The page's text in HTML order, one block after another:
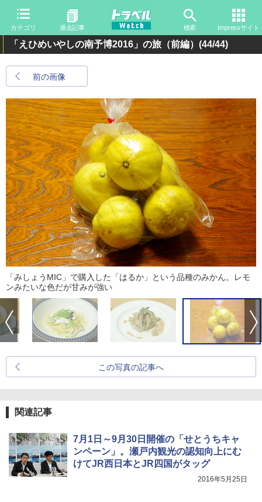
カテゴリ 過去記事 検索 Impressサイト
「えひめいやしの南予博2016」の旅（前編） (44/44)
前の画像
「みしょうMIC」で購入した「はるか」という品種のみかん。レモ
ンみたいな色だが甘みが強い
この写真の記事へ
関連記事
7月1日～9月30日開催の「せとうちキャ
ンペーン」。瀬戸内観光の認知向上にむ
けてJR西日本とJR四国がタッグ
2016年5月25日